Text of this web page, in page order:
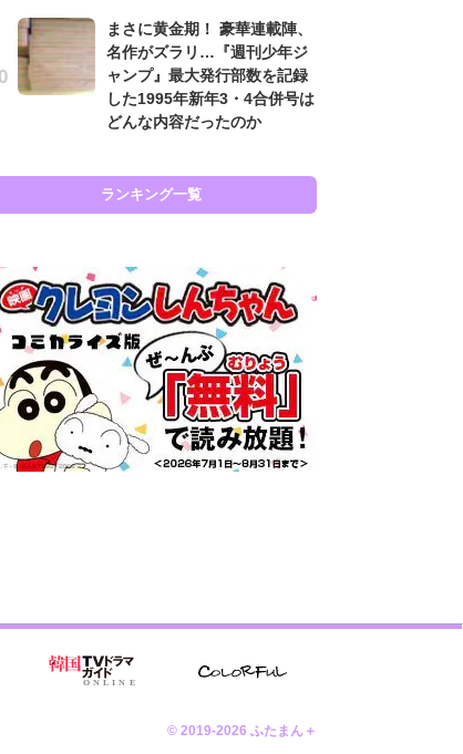
まさに黄金期！ 豪華連載陣、
名作がズラリ…『週刊少年ジ
ャンプ』最大発行部数を記録
した1995年新年3・4合併号は
どんな内容だったのか
ランキング一覧
© 2019-2026 ふたまん＋